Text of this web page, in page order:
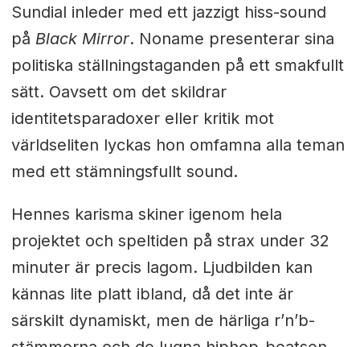
Sundial inleder med ett jazzigt hiss-sound
på Black Mirror. Noname presenterar sina
politiska ställningstaganden på ett smakfullt
sätt. Oavsett om det skildrar
identitetsparadoxer eller kritik mot
världseliten lyckas hon omfamna alla teman
med ett stämningsfullt sound.
Hennes karisma skiner igenom hela
projektet och speltiden på strax under 32
minuter är precis lagom. Ljudbilden kan
kännas lite platt ibland, då det inte är
särskilt dynamiskt, men de härliga r’n’b-